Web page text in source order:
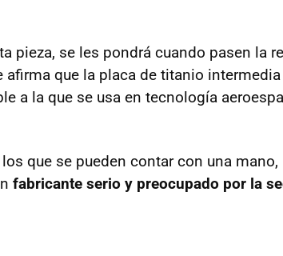
pieza, se les pondrá cuando pasen la
que la placa de titanio
a la que se usa en tecnología
que se pueden contar con una mano,
fabricante serio y preocupado por la